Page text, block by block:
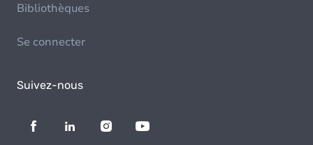
Bibliothèques
Se connecter
Suivez-nous